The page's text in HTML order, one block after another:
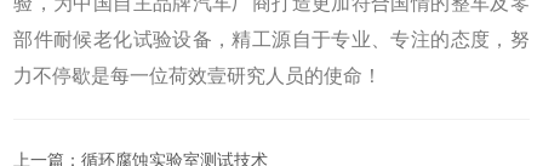
部件耐候老化试验设备，精工源自于专业、专注的态度，努
力不停歇是每一位荷效壹研究人员的使命！
上一篇：循环腐蚀实验室测试技术